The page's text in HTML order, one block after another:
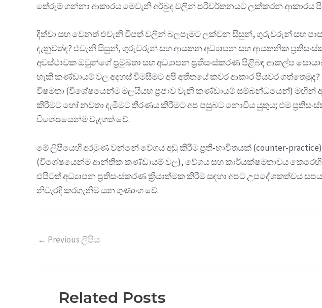
තේරුම් ගන්නා ආකාරය මෙවැනි අර්බුද වලින් පරිවර්තනයට ලක්කරන ආකාරය
දිත්වා සහ වෙනත් එවැනි විපත් වලින් බලපෑමට ලක්වන සිසුන්, ගුරුවරුන් සහ
දැනුවත්ද? එවැනි සිසුන්, ගුරුවරුන් සහ ආයතන අධ්‍යාපන සහ ආයතනික
අවස්ථාවක ඔවුන්ගේ ප්‍රමුඛතා සහ අධ්‍යාපන ප්‍රතිසංස්කරණ පිළිබඳ ආකල්ප
හැකි කණ්ඩායම් වල අදහස් විමසීමට අපි අතීතයේ කවර ආකාර පියවර
විෂමතා (විශේෂයෙන්ම මලයියහ ප්‍රජාව වැනි කණ්ඩායම් සම්බන්ධයෙන්) මඟින්
කිරීමට හෝ නවතා දැමීමට තීරණය කිරීමට අප පසුබට නොවිය යුතුය; එම
විශේෂයෙන්ම වැදගත් වේ.
මේ ලිපියෙහි අරමුණ වන්නේ වේගය අඩු කිරීම ප්‍රති-භාවිතයක් (counter-
(විශේෂයෙන්ම ආන්තික කණ්ඩායම් වල), වේගය සහ කාර්යක්ෂමතාවය
එපිටත් අධ්‍යාපන ප්‍රතිසංස්කරණ ක්‍රියාත්මක කිරීම සඳහා අපට උපදේශකත්වය
නිවැරදි කරගැනීම යන ගුණාංග වේ.
← Previous ලිපිය
Related Posts